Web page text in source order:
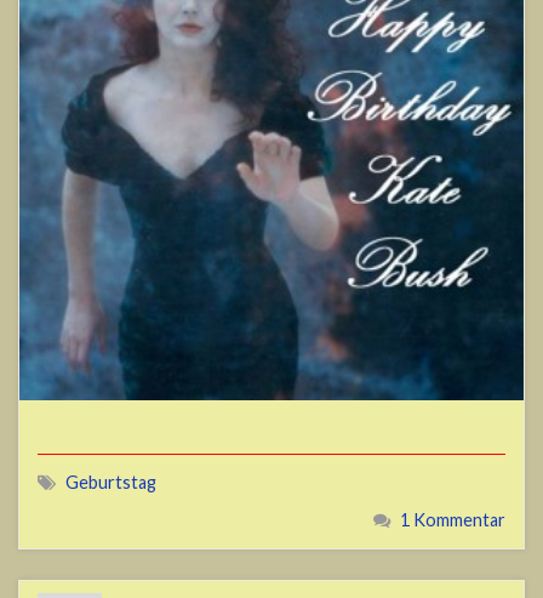
Geburtstag
1 Kommentar